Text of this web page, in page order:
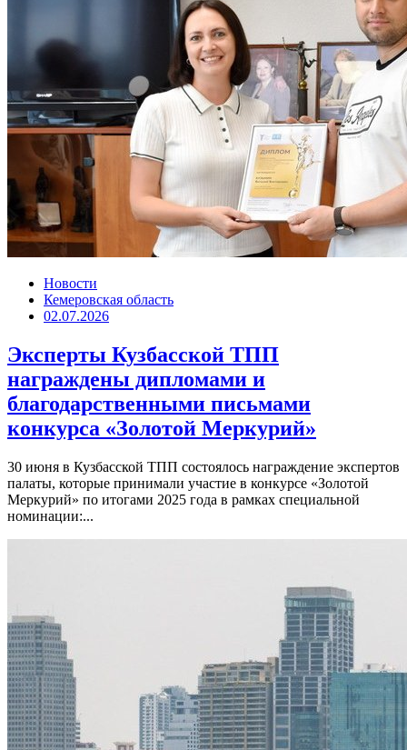
Новости
Кемеровская область
02.07.2026
Эксперты Кузбасской ТПП
награждены дипломами и
благодарственными письмами
конкурса «Золотой Меркурий»
30 июня в Кузбасской ТПП состоялось награждение экспертов
палаты, которые принимали участие в конкурсе «Золотой
Меркурий» по итогами 2025 года в рамках специальной
номинации:...